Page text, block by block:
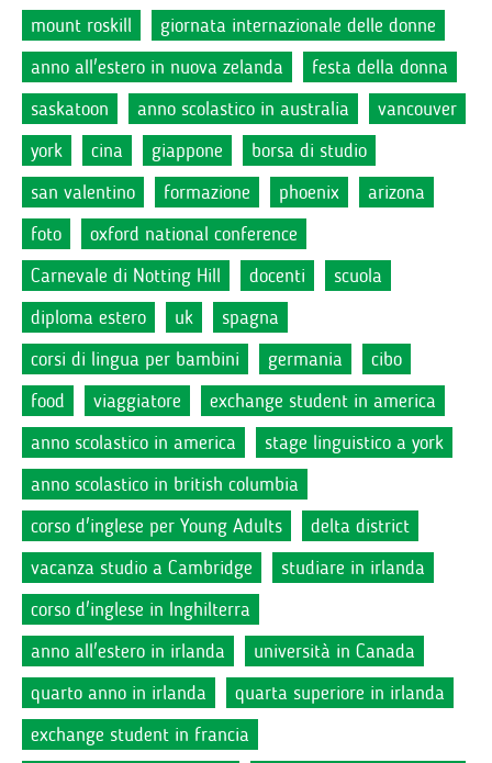
mount roskill
giornata internazionale delle donne
anno all'estero in nuova zelanda
festa della donna
saskatoon
anno scolastico in australia
vancouver
york
cina giappone
borsa di studio
san valentino
formazione phoenix
arizona
foto
oxford national conference
Carnevale di Notting Hill
docenti
scuola
diploma estero
uk
spagna
corsi di lingua per bambini
germania
cibo
food
viaggiatore
exchange student in america
anno scolastico in america
stage linguistico a york
anno scolastico in british columbia
corso d'inglese per Young Adults
delta district
vacanza studio a Cambridge
studiare in irlanda
corso d'inglese in Inghilterra
anno all'estero in irlanda
università in Canada
quarto anno in irlanda
quarta superiore in irlanda
exchange student in francia